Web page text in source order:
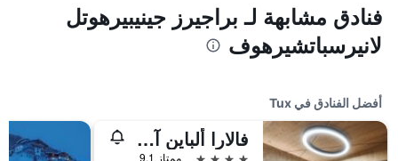
فنادق مشابهة لـ براجيرز جينيبيرهوتل
لانيرسباتشيرهوف
أفضل الفنادق في Tux
فالارا ألباين آرت هوتل
4 نجوم
ممتاز 9.1